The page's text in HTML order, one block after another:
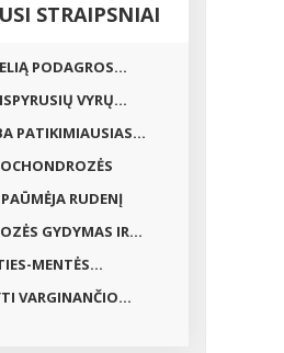
STRAIPSNIAI
PODAGROS...
VYRŲ...
PATIKIMIAUSIAS...
RUDENĮ
GYDYMAS IR...
MENTĖS...
VARGINANČIO...